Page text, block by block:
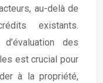
au-delà de
existants.
des
est crucial pour
à la propriété,